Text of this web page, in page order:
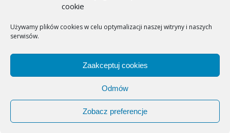
cookie
Używamy plików cookies w celu optymalizacji naszej witryny i naszych
serwisów.
Zaakceptuj cookies
Odmów
Zobacz preferencje
zszs.walbrzych.pl© |2018